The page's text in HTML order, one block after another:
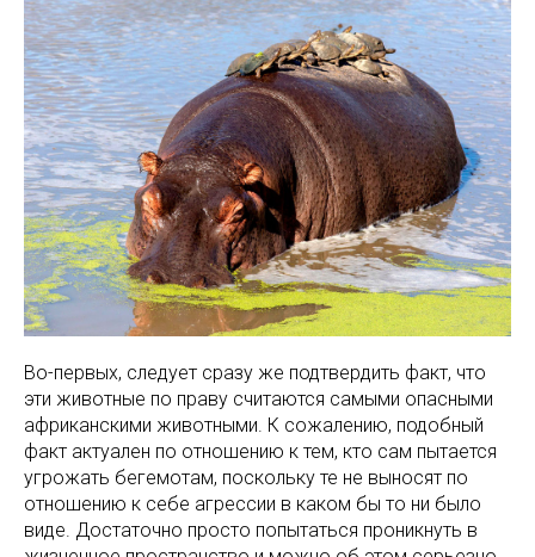
Во-первых, следует сразу же подтвердить факт, что
эти животные по праву считаются самыми опасными
африканскими животными. К сожалению, подобный
факт актуален по отношению к тем, кто сам пытается
угрожать бегемотам, поскольку те не выносят по
отношению к себе агрессии в каком бы то ни было
виде. Достаточно просто попытаться проникнуть в